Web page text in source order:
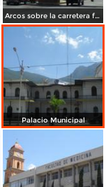
Arcos sobre la carretera federal en los limites con Nogales
Palacio Municipal